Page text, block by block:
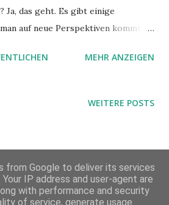
Ja, das geht. Es gibt einige
auf neue Perspektiven kommt
Fragen wir beimMEHR ANZEIGEN
WEITERE POSTS
from Google to deliver its services
IP address and user-agent are
with performance and security
of service, generate usage